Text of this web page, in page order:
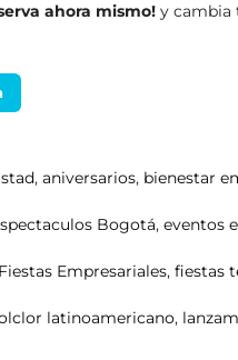
ahora mismo! y cambia
,aniversarios, bienestar
Bogotá,eventos
Fiestas Empresariales,fiestas
latinoamericano,